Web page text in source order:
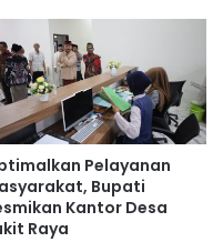
Pelayanan
Bupati
Kantor Desa
Raya